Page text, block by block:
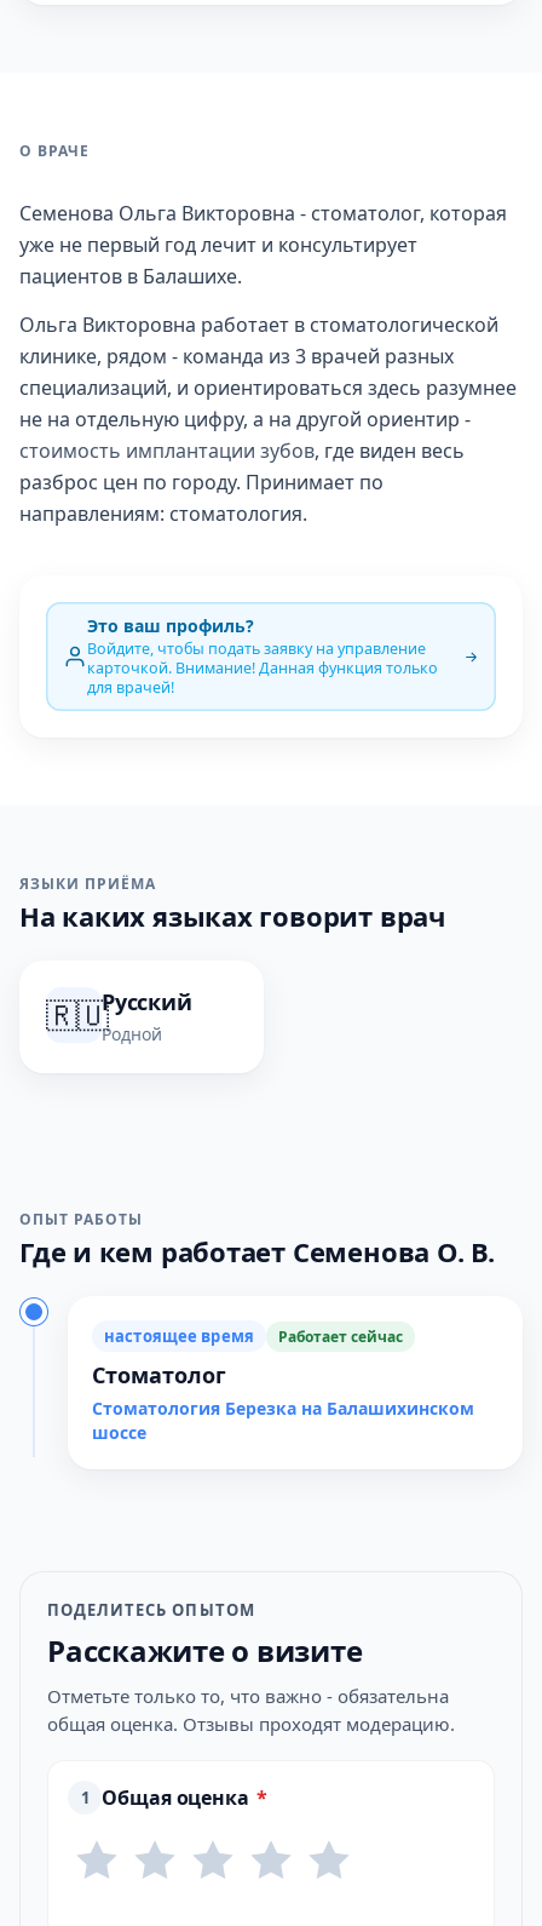
О ВРАЧЕ
Семенова Ольга Викторовна - стоматолог, которая
уже не первый год лечит и консультирует
пациентов в Балашихе.
Ольга Викторовна работает в стоматологической
клинике, рядом - команда из 3 врачей разных
специализаций, и ориентироваться здесь разумнее
не на отдельную цифру, а на другой ориентир -
стоимость имплантации зубов, где виден весь
разброс цен по городу. Принимает по
направлениям: стоматология.
Это ваш профиль?
Войдите, чтобы подать заявку на управление
карточкой. Внимание! Данная функция только
для врачей!
ЯЗЫКИ ПРИЁМА
На каких языках говорит врач
🇷🇺Русский
Родной
ОПЫТ РАБОТЫ
Где и кем работает Семенова О. В.
настоящее время Работает сейчас
Стоматолог
Стоматология Березка на Балашихинском
шоссе
ПОДЕЛИТЕСЬ ОПЫТОМ
Расскажите о визите
Отметьте только то, что важно - обязательна
общая оценка. Отзывы проходят модерацию.
1 Общая оценка *